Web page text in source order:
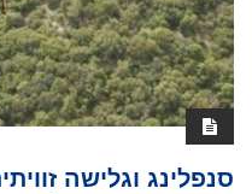
סנפלינג וגלישה